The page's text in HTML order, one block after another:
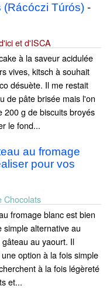
(Rácóczi Túrós) -
et d'ISCA
à la saveur acidulée
vives, kitsch à souhait
désuète. Il me restait
de pâte brisée mais l'on
200 g de biscuits broyés
le fond...
au fromage
pour vos
Chocolats
fromage blanc est bien
simple alternative au
au yaourt. Il
option à la fois simple
à la fois légèreté
et...